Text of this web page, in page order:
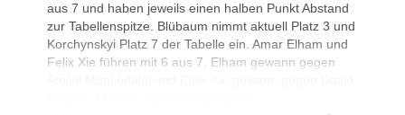
New Opening Trend
Sindarov - Liang (C51)
So - Giri (D38)
aus 7 und haben jeweils einen halben Punkt Abstand
zur Tabellenspitze. Blübaum nimmt aktuell Platz 3 und
Korchynskyi Platz 7 der Tabelle ein. Amar Elham und
Felix Xie führen mit 6 aus 7. Elham gewann gegen